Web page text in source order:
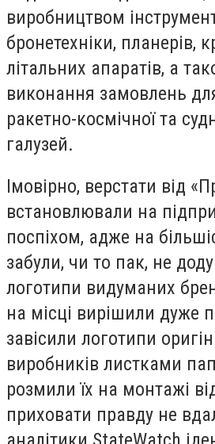
виробництвом
бронетехніки, планерів,
літальних апаратів, а
виконання замовлень для
ракетно-космічної та
галузей.
Імовірно, верстати від
встановлювали на
поспіхом, адже на
забули, чи то пак, не
логотипи видуманих
на місці вирішили дуже
завісили логотипи
виробників листками
розмили їх на монтажі
приховати правду не